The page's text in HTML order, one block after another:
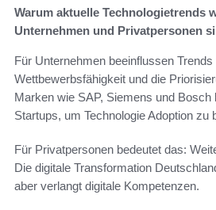
Warum aktuelle Technologietrends
Unternehmen und Privatpersonen
Für Unternehmen beeinflussen Trends
Wettbewerbsfähigkeit und die
Marken wie SAP, Siemens und Bosch
Startups, um Technologie Adoption zu
Für Privatpersonen bedeutet das:
Die digitale Transformation
aber verlangt digitale Kompetenzen.